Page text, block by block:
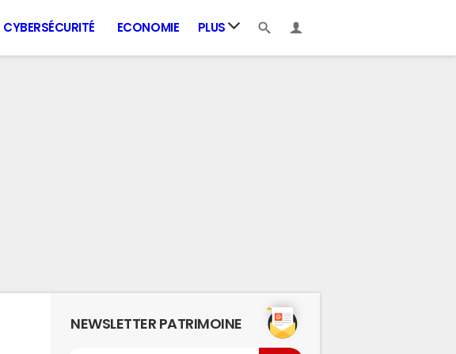
CYBERSÉCURITÉ ECONOMIE PLUS
NEWSLETTER PATRIMOINE